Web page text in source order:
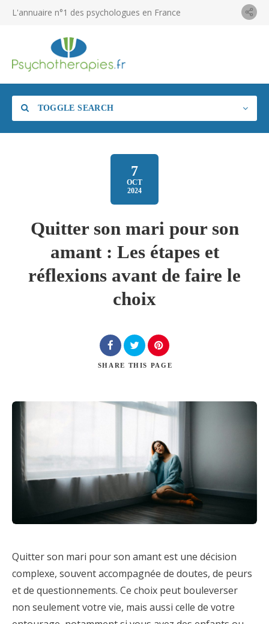
L'annuaire n°1 des psychologues en France
TOGGLE SEARCH
7
OCT
2024
Quitter son mari pour son
amant : Les étapes et
réflexions avant de faire le
choix
SHARE THIS PAGE
Quitter son mari pour son amant est une décision
complexe, souvent accompagnée de doutes, de peurs
et de questionnements. Ce choix peut bouleverser
non seulement votre vie, mais aussi celle de votre